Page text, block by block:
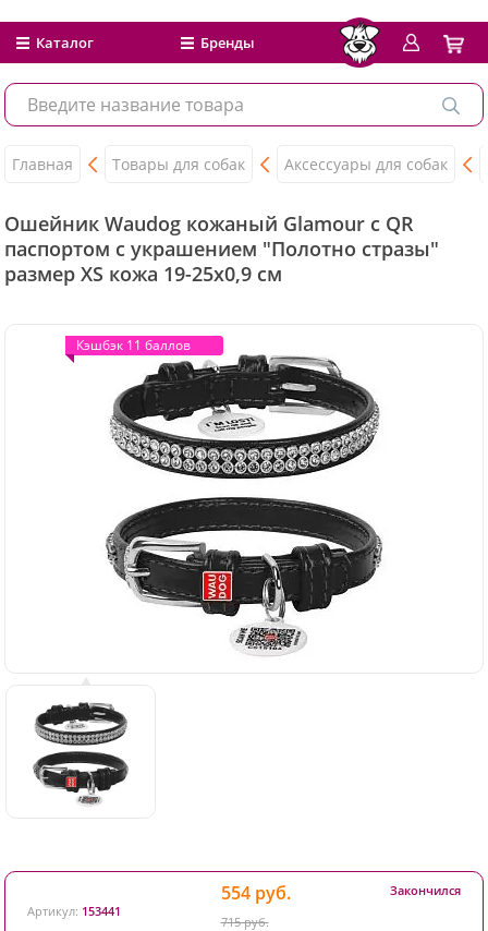
Каталог Бренды
Главная Товары для собак Аксессуары для собак
Ошейник Waudog кожаный Glamour с QR
паспортом с украшением "Полотно стразы"
размер XS кожа 19-25x0,9 см
Кэшбэк 11 баллов
Кэшбэк 11 баллов
Артикул: 153441
554 руб.
715 руб.
Закончился